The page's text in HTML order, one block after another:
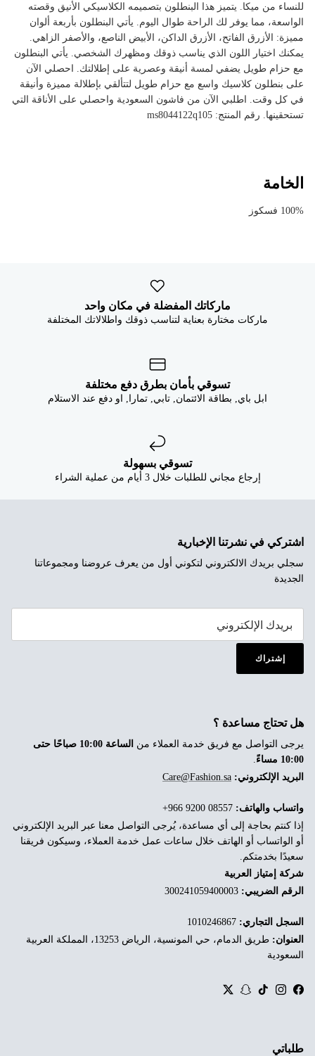
للنساء من ميكا. يتميز هذا البنطلون بتصميمه الكلاسيكي الأنيق وقصته
الواسعة، مما يوفر لك الراحة طوال اليوم. يأتي البنطلون بأربعة ألوان
مميزة: الأزرق الفاتح، الأزرق الداكن، الأبيض الناصع، والأصفر الزاهي.
يمكنك اختيار اللون الذي يناسب ذوقك ومظهرك الشخصي. يأتي البنطلون
مع حزام طويل يضفي لمسة أنيقة وعصرية على إطلالتك. احصلي الآن
على بنطلون كلاسيك واسع مع حزام طويل لتتألقي بإطلالة مميزة وأنيقة
في كل وقت. اطلبي الآن من فاشون السعودية واحصلي على الأناقة التي
تستحقينها. رقم المنتج: ms8044122q105
الخامة
100% فسكوز
ماركاتك المفضلة في مكان واحد
ماركات مختارة بعناية لتناسب ذوقك واطلالاتك المختلفة
تسوقي بأمان بطرق دفع مختلفة
ابل باي, بطاقة الائتمان, تابي, تمارا, او دفع عند الاستلام
تسوقي بسهولة
إرجاع مجاني للطلبات خلال 3 أيام من عملية الشراء
اشتركي في نشرتنا الإخبارية
سجلي بريدك الالكتروني لتكوني أول من يعرف عروضنا ومجموعاتنا
الجديدة
إشتراك
هل تحتاج مساعدة ؟
يرجى التواصل مع فريق خدمة العملاء من
الساعة 10:00 صباحًا حتى
10:00 مساءً
.
البريد الإلكتروني: Care@Fashion.sa
واتساب والهاتف:
إذا كنتم بحاجة إلى أي مساعدة، يُرجى التواصل معنا عبر البريد الإلكتروني
أو الواتساب أو الهاتف خلال ساعات عمل خدمة العملاء، وسيكون فريقنا
سعيدًا بخدمتكم.
شركة إمتياز العربية
الرقم الضريبي:
السجل التجاري:
العنوان:
طريق الدمام، حي المونسية، الرياض 13253، المملكة العربية
السعودية
Facebook
Instagram
TikTok
Snapchat
Twitter
طلباتي